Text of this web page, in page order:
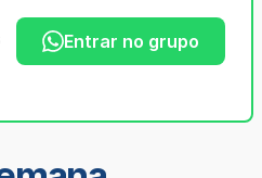
Entrar no grupo